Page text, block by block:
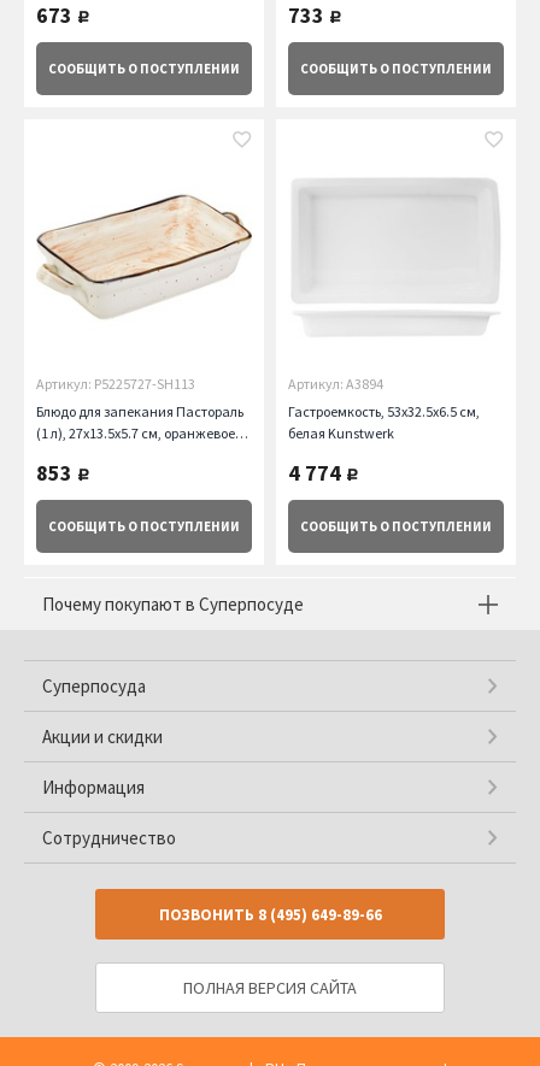
673 руб.
СООБЩИТЬ О ПОСТУПЛЕНИИ
733 руб.
СООБЩИТЬ О ПОСТУПЛЕНИИ
Артикул: P5225727-SH113
Блюдо для запекания Пастораль
(1 л), 27х13.5х5.7 см, оранжевое
853 руб.
СООБЩИТЬ О ПОСТУПЛЕНИИ
Артикул: A3894
Гастроемкость, 53х32.5х6.5 см,
белая Kunstwerk
4 774 руб.
СООБЩИТЬ О ПОСТУПЛЕНИИ
Почему покупают в Суперпосуде
Суперпосуда
Акции и скидки
Информация
Сотрудничество
ПОЗВОНИТЬ 8 (495) 649-89-66
ПОЛНАЯ ВЕРСИЯ САЙТА